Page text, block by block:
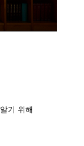
기 위해